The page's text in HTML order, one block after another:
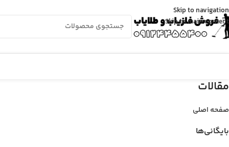
Skip to navigation
Skip to main content
مقالات
صفحه اصلی
بایگانی‌ها